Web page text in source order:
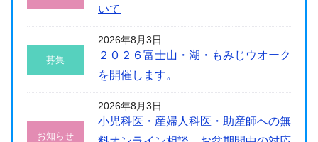
いて
募集
2026年8月3日
２０２６富士山・湖・もみじウオーク
を開催します。
お知らせ
2026年8月3日
小児科医・産婦人科医・助産師への無